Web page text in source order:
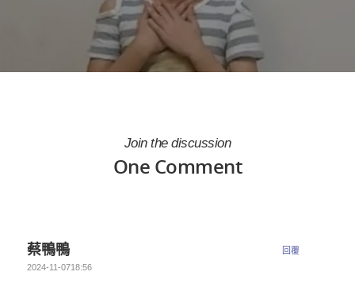
Join the discussion
One Comment
蔡鴨鴨
2024-11-0718:56
回覆